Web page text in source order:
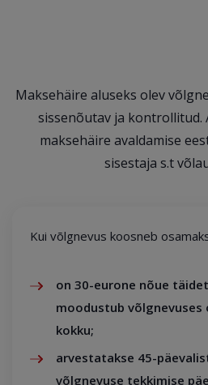
Maksehäire aluseks olev
sissenõutav ja kontrollitud.
maksehäire avaldamise
sisestaja s.t
Kui võlgnevus koosneb
on 30-eurone nõue
moodustub
kokku;
arvestatakse 45-
võlgnevuse tekkimise